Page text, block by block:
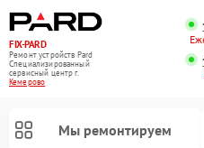
FIX-PARD
Ремонт устройств Pard
Специализированный
cервисный центр г.
Кемерово
Мы ремонтируем